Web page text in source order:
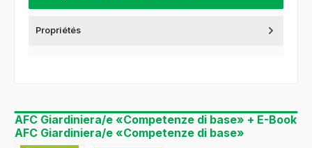
Propriétés
AFC Giardiniera/e «Competenze di base» + E-Book
AFC Giardiniera/e «Competenze di base»